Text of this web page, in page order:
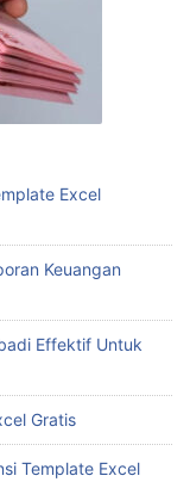
Excel
Keuangan
Effektif Untuk
Gratis
Template Excel